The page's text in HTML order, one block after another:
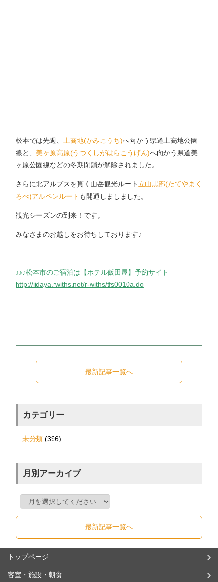
松本では先週、 上高地(かみこうち)へ向かう県道上高地公園
線と、 美ヶ原高原(うつくしがはらこうげん)へ向かう県道美
ヶ原公園線などの冬期閉鎖が解除されました。
さらに北アルプスを貫く山岳観光ルート 立山黒部(たてやまく
ろべ)アルペンルート も開通しましました。
観光シーズンの到来！です。
みなさまのお越しをお待ちしております♪
♪♪♪松本市のご宿泊は【ホテル飯田屋】予約サイト
http://iidaya.rwiths.net/r-withs/tfs0010a.do
最新記事一覧へ
カテゴリー
未分類 (396)
月別アーカイブ
最新記事一覧へ
トップページ
客室・施設・朝食